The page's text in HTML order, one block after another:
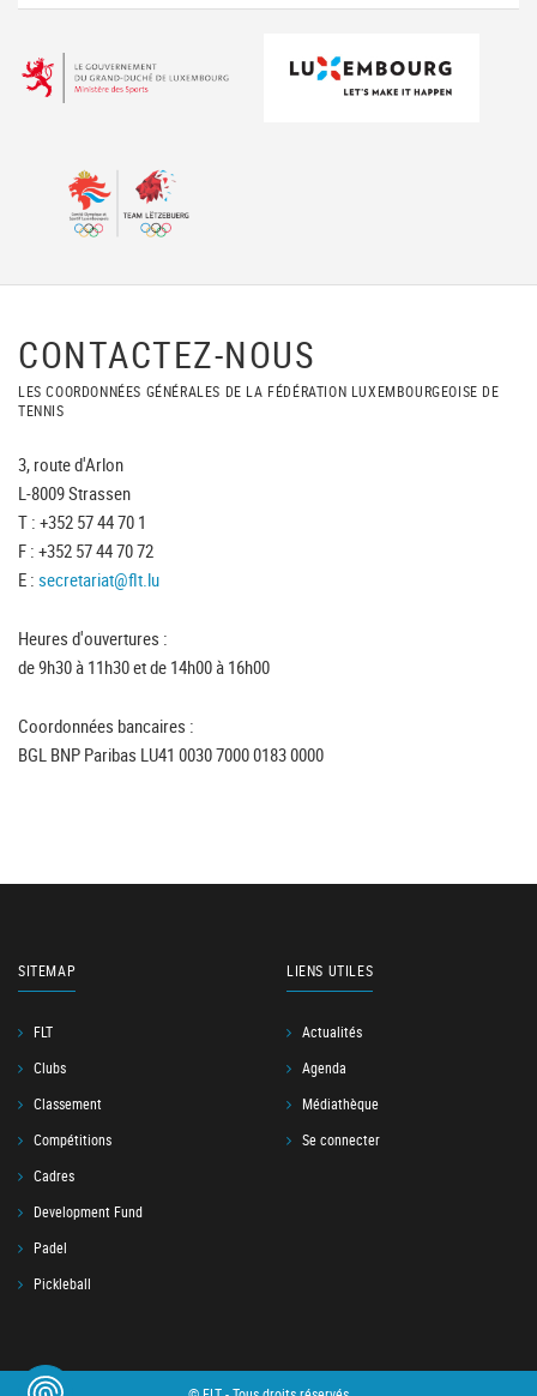
CONTACTEZ-NOUS
LES COORDONNÉES GÉNÉRALES DE LA FÉDÉRATION LUXEMBOURGEOISE DE
TENNIS
3, route d'Arlon
L-8009 Strassen
T : +352 57 44 70 1
F : +352 57 44 70 72
E : secretariat@flt.lu
Heures d'ouvertures :
de 9h30 à 11h30 et de 14h00 à 16h00
Coordonnées bancaires :
BGL BNP Paribas LU41 0030 7000 0183 0000
SITEMAP
FLT
Clubs
Classement
Compétitions
Cadres
Development Fund
Padel
Pickleball
LIENS UTILES
Actualités
Agenda
Médiathèque
Se connecter